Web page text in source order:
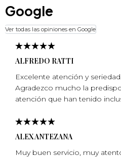
Google
Ver todas las opiniones en Google
ALFREDO RATTI
Excelente atención y
Agradezco mucho la
atención que han tenido
ALEX ANTEZANA
Muy buen servicio, muy